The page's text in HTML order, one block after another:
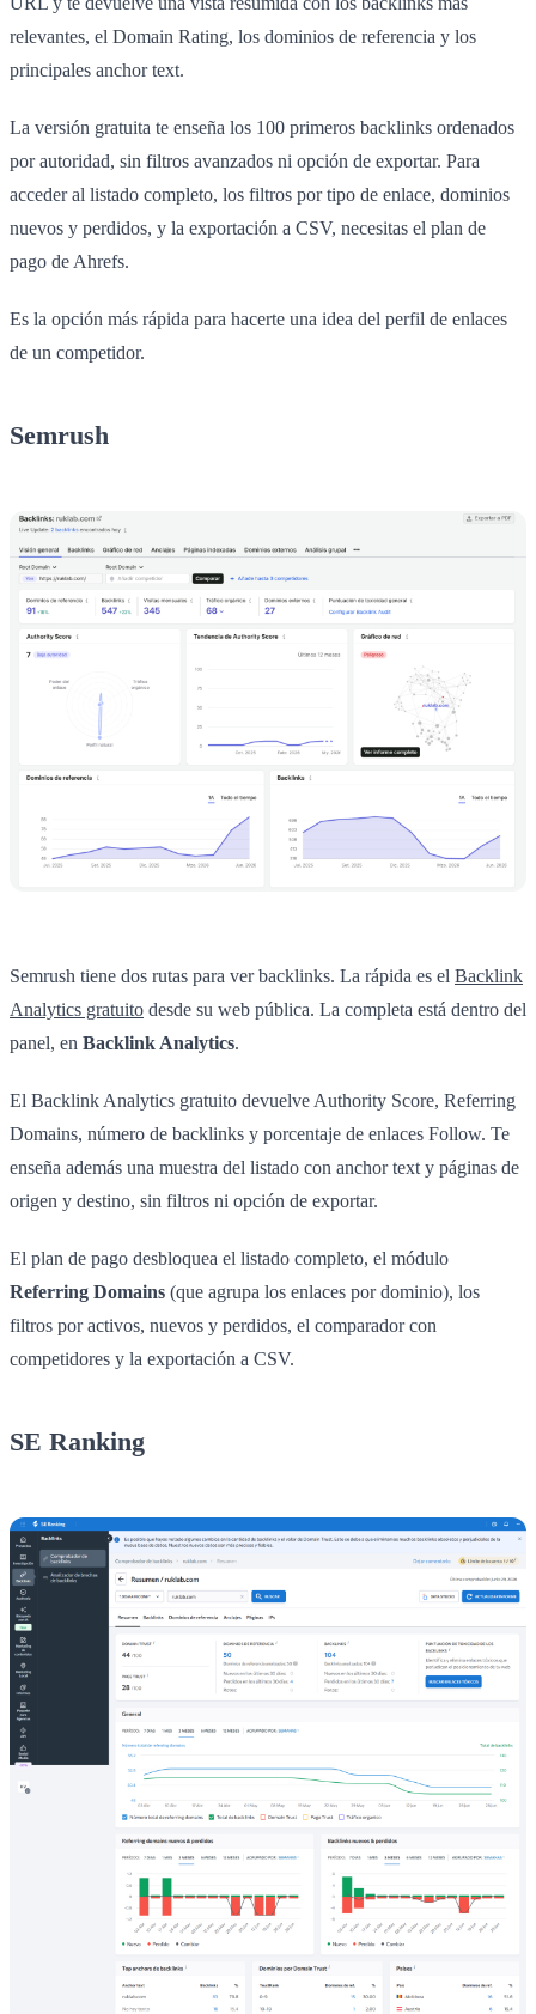
relevantes, el Domain Rating, los dominios de referencia y los
principales anchor text.
La versión gratuita te enseña los 100 primeros backlinks ordenados
por autoridad, sin filtros avanzados ni opción de exportar. Para
acceder al listado completo, los filtros por tipo de enlace, dominios
nuevos y perdidos, y la exportación a CSV, necesitas el plan de
pago de Ahrefs.
Es la opción más rápida para hacerte una idea del perfil de enlaces
de un competidor.
Semrush
Semrush tiene dos rutas para ver backlinks. La rápida es el Backlink
Analytics gratuito desde su web pública. La completa está dentro del
panel, en Backlink Analytics.
El Backlink Analytics gratuito devuelve Authority Score, Referring
Domains, número de backlinks y porcentaje de enlaces Follow. Te
enseña además una muestra del listado con anchor text y páginas de
origen y destino, sin filtros ni opción de exportar.
El plan de pago desbloquea el listado completo, el módulo
Referring Domains (que agrupa los enlaces por dominio), los
filtros por activos, nuevos y perdidos, el comparador con
competidores y la exportación a CSV.
SE Ranking